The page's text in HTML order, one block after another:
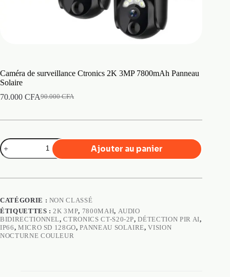
Caméra de surveillance Ctronics 2K 3MP 7800mAh Panneau
Solaire
90.000CFA
Le
initial
90.000 CFA.
70.000 CFALe
actuel
70.000 CFA.
quantité
de
Caméra
surveillance
3MP
7800mAh
Panneau
Solaire
Ajouter au panier
CATÉGORIE : NON CLASSÉ
ÉTIQUETTES : 2K 3MP, 7800MAH, AUDIO
BIDIRECTIONNEL,CTRONICS CT-S20-2P,DÉTECTION PIR AI,
IP66, MICRO SD 128GO,PANNEAU SOLAIRE,VISION
NOCTURNE COULEUR